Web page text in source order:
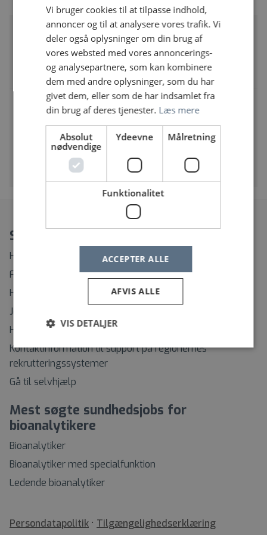
Overbioanalytiker til Laboratorie og
Prøvetagning – Bornholms Hospital
Bornholms Hospital | Ullasvej 8, 3700 Rønne
Ledende bioanalytiker
Overbioanalytiker til Multi 4 – med ansvar for
personaleledelse i Multi 4, Blodprøver og
Biokemi, Aarhus Universitetshospital
Aarhus Universitetshospital | Palle Juul-Jensens
Boulevard 99, 8200 Aarhus N
Ledende bioanalytiker
Spørgsmål?
Hvordan ændrer eller afmelder jeg min Jobagent?
Find rundt på Sundhedsjobs.dk
Hvordan opretter jeg mig som bruger?
Jeg har glemt mit brugernavn
Hvordan ændrer jeg mit password?
Kontaktinformation til support på regionernes
rekrutteringssystemer
Gå til selvhjælp
Mest søgte sundhedsjobs for
bioanalytikere
Bioanalytiker
Bioanalytiker med specialfunktion
Ledende bioanalytiker
• Tilgængelighedserklæring
Vi bruger cookies til at tilpasse indhold,
annoncer og til at analysere vores trafik. Vi
deler også oplysninger om din brug af
vores websted med vores annoncerings-
og analysepartnere, som kan kombinere
dem med andre oplysninger, som du har
givet dem, eller som de har indsamlet fra
din brug af deres tjenester. Læs mere
Absolut
nødvendige
Ydeevne Målretning
Funktionalitet
ACCEPTER ALLE
AFVIS ALLE
VIS DETALJER